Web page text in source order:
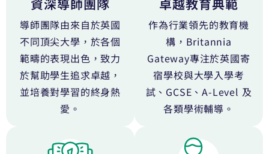
資深導師團隊
導師團隊由來自於英國
不同頂尖大學，於各個
範疇的表現出色，致力
於幫助學生追求卓越，
並培養對學習的終身熱
愛。
卓越教育典範
作為行業領先的教育機
構，Britannia
Gateway專注於英國寄
宿學校與大學入學考
試、GCSE、A-Level 及
各類學術輔導。